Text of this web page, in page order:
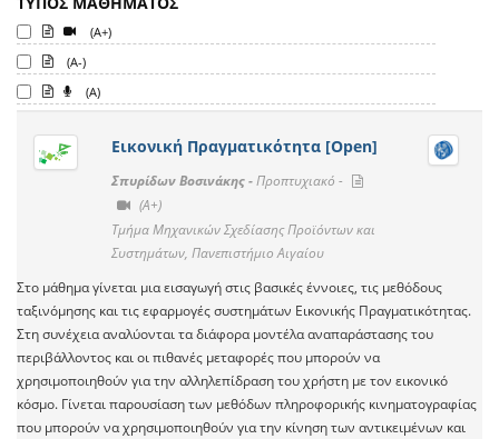
(A+)
(A-)
(A)
Εικονική Πραγματικότητα [Open]
Σπυρίδων Βοσινάκης -Προπτυχιακό -
(A+)
Τμήμα Μηχανικών Σχεδίασης Προϊόντων και
Συστημάτων, Πανεπιστήμιο Αιγαίου
Στο μάθημα γίνεται μια εισαγωγή στις βασικές έννοιες, τις μεθόδους
ταξινόμησης και τις εφαρμογές συστημάτων Εικονικής Πραγματικότητας.
Στη συνέχεια αναλύονται τα διάφορα μοντέλα αναπαράστασης του
περιβάλλοντος και οι πιθανές μεταφορές που μπορούν να
χρησιμοποιηθούν για την αλληλεπίδραση του χρήστη με τον εικονικό
κόσμο. Γίνεται παρουσίαση των μεθόδων πληροφορικής κινηματογραφίας
που μπορούν να χρησιμοποιηθούν για την κίνηση των αντικειμένων και